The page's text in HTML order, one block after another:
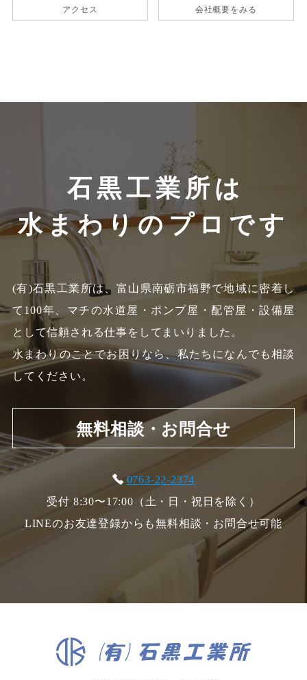
アクセス 会社概要をみる
石黒工業所は
水まわりのプロです
(有)石黒工業所は、富山県南砺市福野で地域に密着し
て100年、 マチの水道屋・ポンプ屋・配管屋・設備屋
として信頼される仕事をしてまいりました。
水まわりのことでお困りなら、私たちになんでも相談
してください。
無料相談・お問合せ
0763-22-2374
受付 8:30〜17:00（土・日・祝日を除く）
LINEのお友達登録からも無料相談・お問合せ可能